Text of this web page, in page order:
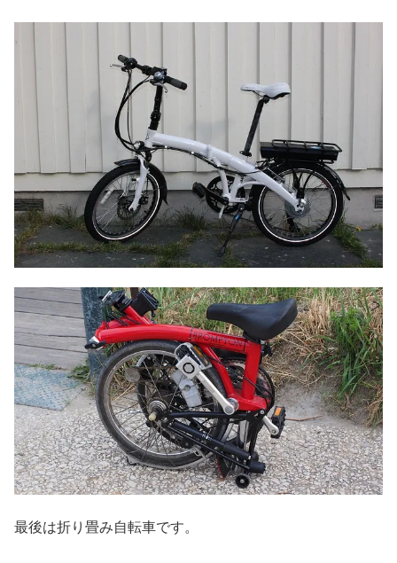
最後は折り畳み自転車です。